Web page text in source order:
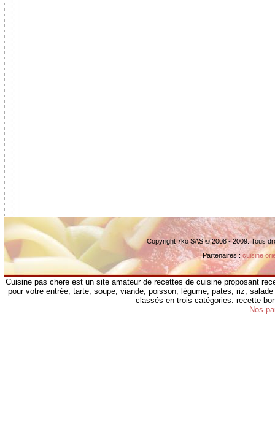
Copyright 7ko SAS © 2008 - 2009. Tous
Partenaires :cuisine
Cuisine pas chere est un site amateur de recettes de cuisine proposant
pour votre entrée, tarte, soupe, viande, poisson, légume, pates, riz,
classés en trois catégories: recette
Nos